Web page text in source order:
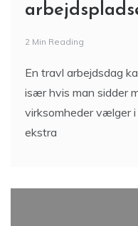
2 Min Reading
En travl arbejdsdag
især hvis man sidder
virksomheder vælger
ekstra